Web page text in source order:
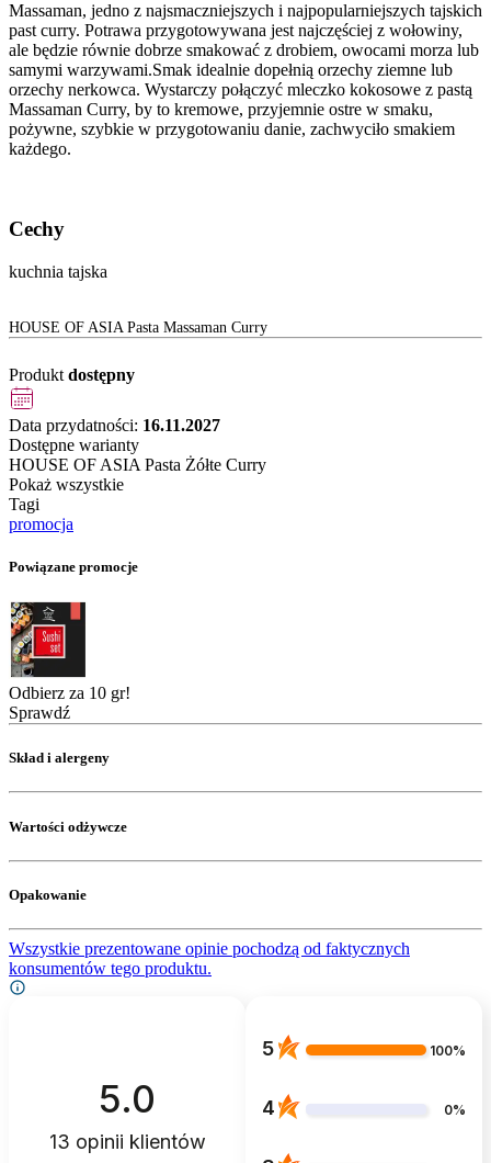
Massaman, jedno z najsmaczniejszych i najpopularniejszych tajskich
past curry. Potrawa przygotowywana jest najczęściej z wołowiny,
ale będzie równie dobrze smakować z drobiem, owocami morza lub
samymi warzywami.Smak idealnie dopełnią orzechy ziemne lub
orzechy nerkowca. Wystarczy połączyć mleczko kokosowe z pastą
Massaman Curry, by to kremowe, przyjemnie ostre w smaku,
pożywne, szybkie w przygotowaniu danie, zachwyciło smakiem
każdego.
Cechy
kuchnia tajska
HOUSE OF ASIA Pasta Massaman Curry
Produkt dostępny
Data przydatności: 16.11.2027
Dostępne warianty
HOUSE OF ASIA Pasta Żółte Curry
Pokaż wszystkie
Tagi
promocja
Powiązane promocje
Odbierz za 10 gr!
Sprawdź
Skład i alergeny
Wartości odżywcze
Opakowanie
Wszystkie prezentowane opinie pochodzą od faktycznych
konsumentów tego produktu.
5.0
13 opinii klientów
5 100%
4 0%